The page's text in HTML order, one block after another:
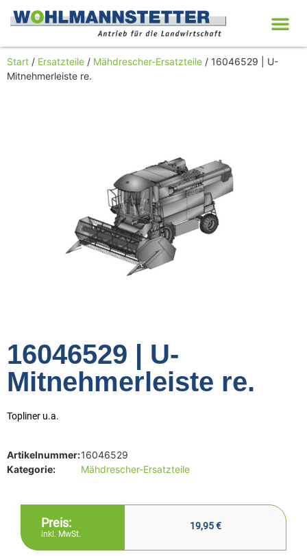
Start / Ersatzteile / Mähdrescher-Ersatzteile / 16046529 | U-
Mitnehmerleiste re.
16046529 | U-
Mitnehmerleiste re.
Topliner u.a.
Artikelnummer:16046529
Kategorie:
Mähdrescher-Ersatzteile
Preis:
inkl. MwSt.
19,95€